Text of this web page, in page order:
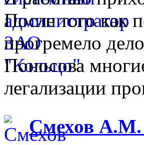
После того как
прогремело
Поносова
легализации
Смехов